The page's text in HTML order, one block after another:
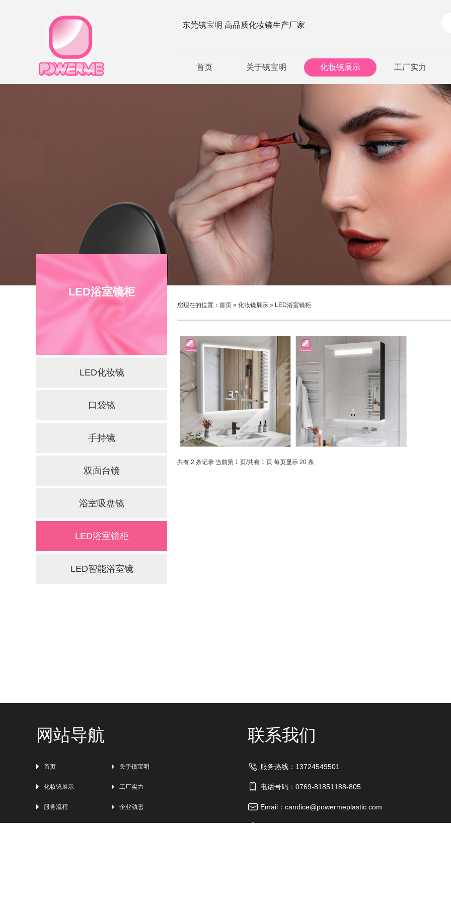
东莞镜宝明 高品质化妆镜生产厂家
首页 关于镜宝明 化妆镜展示 工厂实力
LED浴室镜柜
LED化妆镜
口袋镜
手持镜
双面台镜
浴室吸盘镜
LED浴室镜柜
LED智能浴室镜
您现在的位置： 首页 » 化妆镜展示 » LED浴室镜柜
共有 2 条记录 当前第 1 页/共有 1 页 每页显示 20 条
网站导航
首页 关于镜宝明
化妆镜展示 工厂实力
服务流程 企业动态
联系我们
服务热线：13724549501
电话号码：0769-81851188-805
Email：candice@powermeplastic.com